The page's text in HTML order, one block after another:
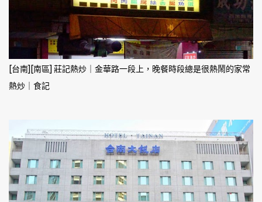
[台南][南區] 莊記熱炒｜金華路一段上，晚餐時段總是很熱鬧的家常
熱炒｜食記